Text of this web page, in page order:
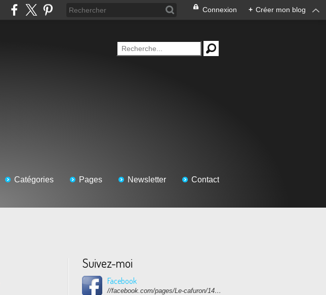
Connexion + Créer mon blog
Catégories Pages Newsletter Contact
Suivez-moi
Facebook
//facebook.com/pages/Le-cafuron/1415682768741632